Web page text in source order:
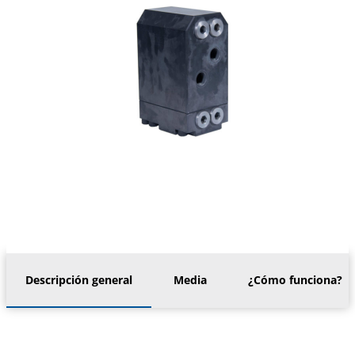
Descripción general Media ¿Cómo funciona?